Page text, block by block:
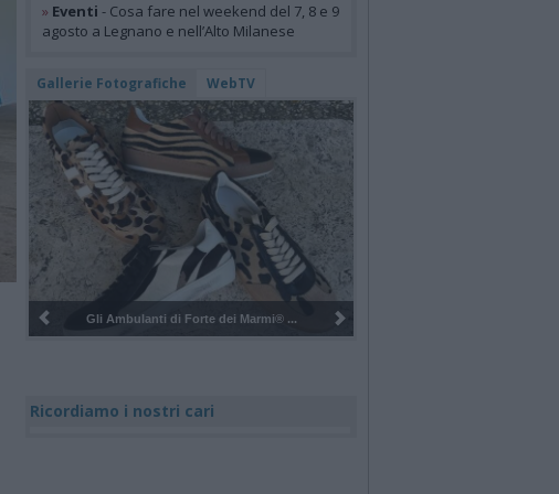
» Eventi - Cosa fare nel weekend del 7, 8 e 9
agosto a Legnano e nell’Alto Milanese
Gallerie Fotografiche WebTV
Pulizia del bosco del Rugareto a ...
Ricordiamo i nostri cari